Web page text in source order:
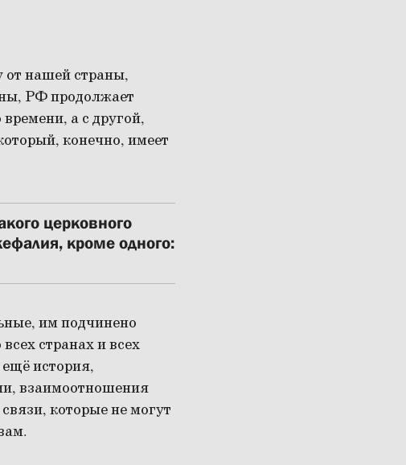
от нашей страны,
РФ продолжает
а с другой,
конечно, имеет
церковного
кроме одного:
им подчинено
странах и всех
история,
взаимоотношения
которые не могут